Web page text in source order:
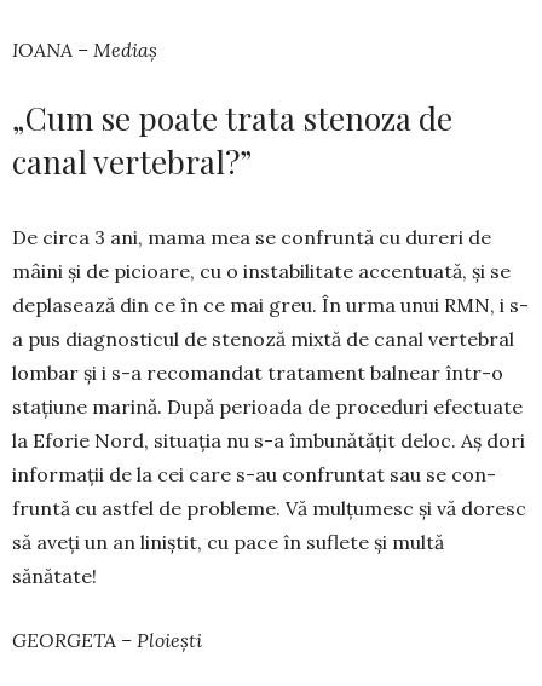
IOANA – Mediaș
„Cum se poate trata stenoza de
canal vertebral?”
De circa 3 ani, mama mea se con­fruntă cu dureri de
mâini și de pi­cioare, cu o instabilitate accen­tua­tă, și se
deplasează din ce în ce mai greu. În urma unui RMN, i s-
a pus diag­nosticul de stenoză mixtă de canal vertebral
lombar și i s-a reco­mandat tratament balnear într-o
stațiune marină. După perioada de proceduri efectuate
la Eforie Nord, situația nu s-a îmbunătățit deloc. Aș dori
informații de la cei care s-au confruntat sau se con­
fruntă cu astfel de probleme. Vă mulțumesc și vă doresc
să aveți un an liniștit, cu pace în suflete și multă
sănătate!
GEORGETA – Ploiești